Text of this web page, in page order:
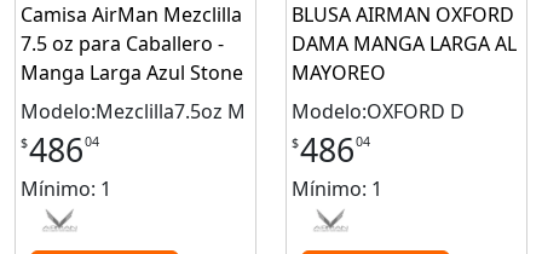
Camisa AirMan Mezclilla
7.5 oz para Caballero -
Manga Larga Azul Stone
Modelo:Mezclilla7.5oz M
$48604
Mínimo: 1
BLUSA AIRMAN OXFORD
DAMA MANGA LARGA AL
MAYOREO
Modelo:OXFORD D
$48604
Mínimo: 1